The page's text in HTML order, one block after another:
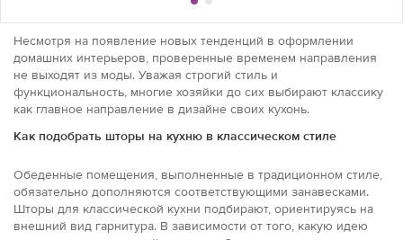
Несмотря на появление новых тенденций в оформлении
домашних интерьеров, проверенные временем направления
не выходят из моды. Уважая строгий стиль и
функциональность, многие хозяйки до сих выбирают классику
как главное направление в дизайне своих кухонь.
Как подобрать шторы на кухню в классическом стиле
Обеденные помещения, выполненные в традиционном стиле,
обязательно дополняются соответствующими занавесками.
Шторы для классической кухни подбирают, ориентируясь на
внешний вид гарнитура. В зависимости от того, какую идею